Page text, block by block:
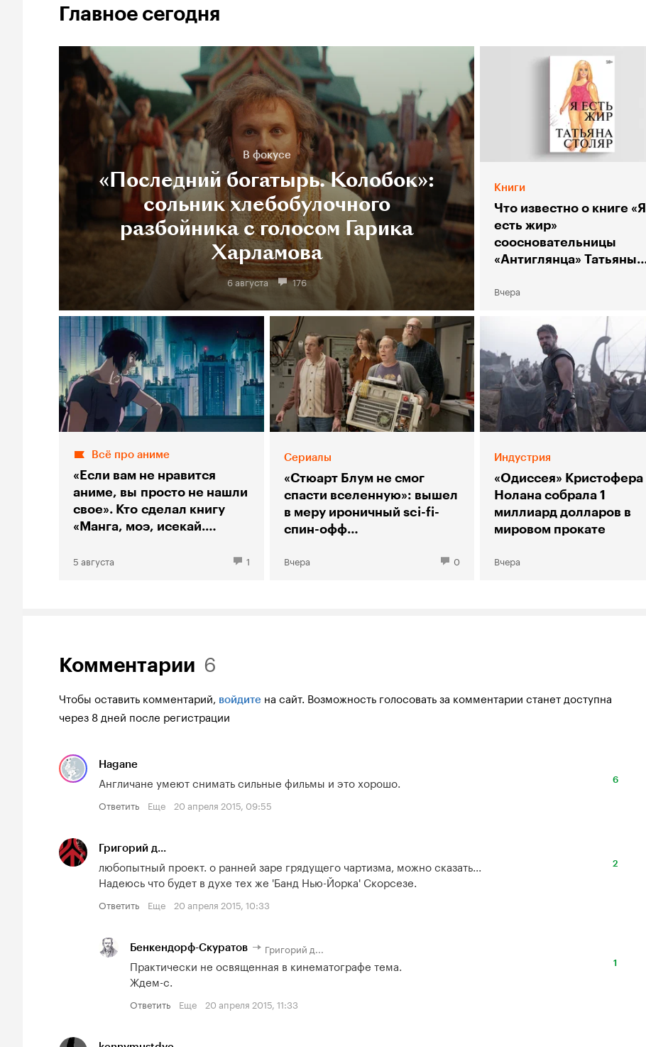
Главное сегодня
В фокусе
«Последний богатырь. Колобок»:
сольник хлебобулочного
разбойника с голосом Гарика
Харламова
6 августа 176
Книги
Что известно о книге «Я
есть жир»
соосновательницы
«Антиглянца» Татьяны
Вчера
Всё про аниме
«Если вам не нравится
аниме, вы просто не нашли
свое». Кто сделал книгу
«Манга, моэ, исекай.
5 августа 1
Сериалы
«Стюарт Блум не смог
спасти вселенную»: вышел
в меру ироничный sci-fi-
спин-офф
Вчера 0
Индустрия
«Одиссея» Кристофера
Нолана собрала 1
миллиард долларов в
мировом прокате
Вчера
Комментарии 6
Чтобы оставить комментарий, войдите на сайт. Возможность голосовать за комментарии станет доступна
через 8 дней после регистрации
Hagane
Англичане умеют снимать сильные фильмы и это хорошо.
Ответить Еще 20 апреля 2015, 09:55
6
Григорий д...
любопытный проект. о ранней заре грядущего чартизма, можно сказать...
Надеюсь что будет в духе тех же 'Банд Нью-Йорка' Скорсезе.
Ответить Еще 20 апреля 2015, 10:33
2
Бенкендорф-Скуратов Григорий д...
Практически не освященная в кинематографе тема.
Ждем-с.
Ответить Еще 20 апреля 2015, 11:33
1